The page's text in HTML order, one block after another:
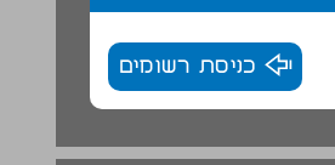
כניסת רשומים